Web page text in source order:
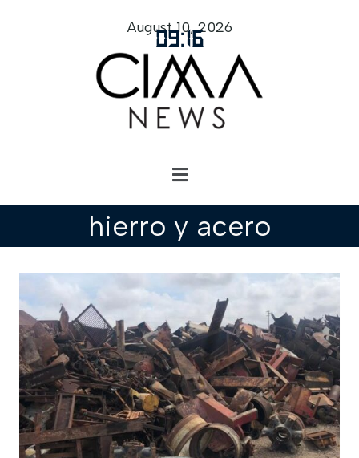
09:16
August 10, 2026
hierro y acero